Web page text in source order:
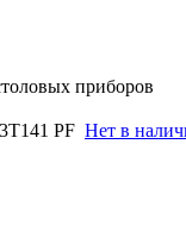
приборов
PF Нет в